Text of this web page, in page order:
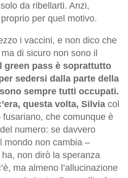
da ribellarti. Anzi,
per quel motivo.
i vaccini, e non dico che
di sicuro non sono il
green pass è soprattutto
sedersi dalla parte della
sempre tutti occupati.
questa volta, Silvia col
che comunque è
numero: se davvero
mondo non cambia –
non dirò la speranza
ma almeno l’allucinazione